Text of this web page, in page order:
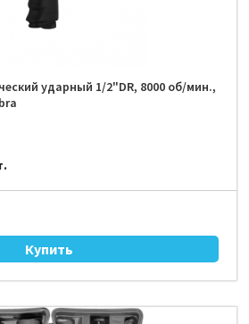
ударный 1/2"DR, 8000 об/мин.,